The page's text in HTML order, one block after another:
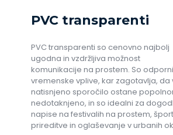
PVC transparenti
PVC transparenti so cenovno najbolj
ugodna in vzdržljiva možnost
komunikacije na prostem. So
vremenske vplive, kar zagotavlja, da
natisnjeno sporočilo ostane
nedotaknjeno, in so idealni za
napise na festivalih na prostem,
prireditve in oglaševanje v urbanih